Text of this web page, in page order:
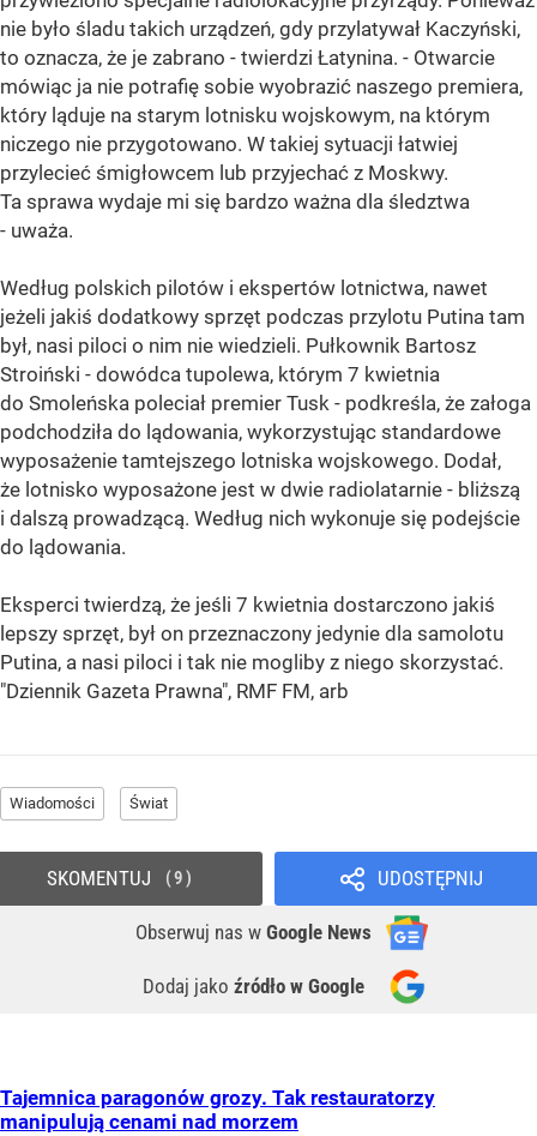
nie było śladu takich urządzeń, gdy przylatywał Kaczyński,
to oznacza, że je zabrano - twierdzi Łatynina. - Otwarcie
mówiąc ja nie potrafię sobie wyobrazić naszego premiera,
który ląduje na starym lotnisku wojskowym, na którym
niczego nie przygotowano. W takiej sytuacji łatwiej
przylecieć śmigłowcem lub przyjechać z Moskwy.
Ta sprawa wydaje mi się bardzo ważna dla śledztwa
- uważa.
Według polskich pilotów i ekspertów lotnictwa, nawet
jeżeli jakiś dodatkowy sprzęt podczas przylotu Putina tam
był, nasi piloci o nim nie wiedzieli. Pułkownik Bartosz
Stroiński - dowódca tupolewa, którym 7 kwietnia
do Smoleńska poleciał premier Tusk - podkreśla, że załoga
podchodziła do lądowania, wykorzystując standardowe
wyposażenie tamtejszego lotniska wojskowego. Dodał,
że lotnisko wyposażone jest w dwie radiolatarnie - bliższą
i dalszą prowadzącą. Według nich wykonuje się podejście
do lądowania.
Eksperci twierdzą, że jeśli 7 kwietnia dostarczono jakiś
lepszy sprzęt, był on przeznaczony jedynie dla samolotu
Putina, a nasi piloci i tak nie mogliby z niego skorzystać.
"Dziennik Gazeta Prawna", RMF FM, arb
Wiadomości Świat
UDOSTĘPNIJ
Obserwuj nas w Google News
Dodaj jako źródło w Google
SKOMENTUJ 9
Tajemnica paragonów grozy. Tak restauratorzy
manipulują cenami nad morzem